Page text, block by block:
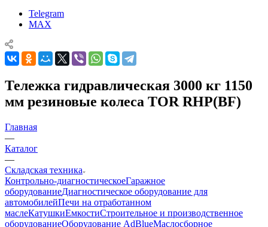
Telegram
MAX
Тележка гидравлическая 3000 кг 1150
мм резиновые колеса TOR RHP(BF)
Главная
—
Каталог
—
Складская техника
Контрольно-диагностическоеГаражное
оборудованиеДиагностическое оборудование для
автомобилейПечи на отработанном
маслеКатушкиЕмкостиСтроительное и производственное
оборудованиеОборудование AdBlueМаслосборное